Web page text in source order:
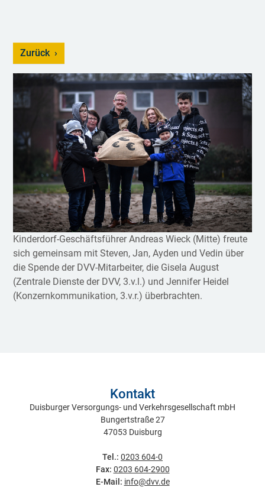
Zurück
Kinderdorf-Geschäftsführer Andreas Wieck (Mitte) freute
sich gemeinsam mit Steven, Jan, Ayden und Vedin über
die Spende der DVV-Mitarbeiter, die Gisela August
(Zentrale Dienste der DVV, 3.v.l.) und Jennifer Heidel
(Konzernkommunikation, 3.v.r.) überbrachten.
Kontakt
Duisburger Versorgungs- und Verkehrsgesellschaft mbH
Bungertstraße 27
47053 Duisburg
Tel.: 0203 604-0
Fax: 0203 604-2900
E-Mail: info@dvv.de